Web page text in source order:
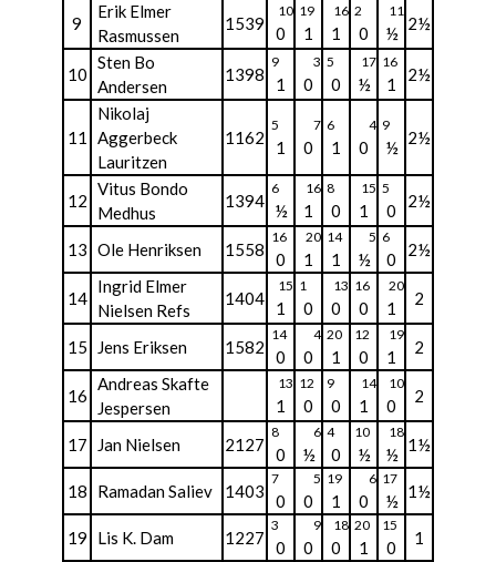
9
Erik Elmer
Rasmussen
1539
10
0
19
1
16
1
2
0
11
½ 2½
10
Sten Bo
Andersen
1398
9
1
3
0
5
0
17
½
16
1 2½
11
Nikolaj
Aggerbeck
Lauritzen
1162
5
1
7
0
6
1
4
0
9
½ 2½
12
Vitus Bondo
Medhus
1394
6
½
16
1
8
0
15
1
5
0 2½
13 Ole Henriksen 1558
16
0
20
1
14
1
5
½
6
0 2½
14
Ingrid Elmer
Nielsen Refs
1404
15
1
1
0
13
0
16
0
20
1 2
15 Jens Eriksen 1582
14
0
4
0
20
1
12
0
19
1 2
16
Andreas Skafte
Jespersen
13
1
12
0
9
0
14
1
10
0 2
17 Jan Nielsen 2127
8
0
6
½
4
0
10
½
18
½ 1½
18 Ramadan Saliev 1403
7
0
5
0
19
1
6
0
17
½ 1½
19 Lis K. Dam 1227
3
0
9
0
18
0
20
1
15
0 1